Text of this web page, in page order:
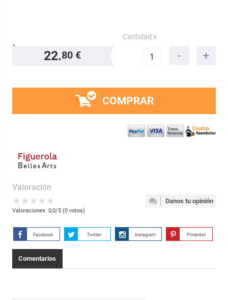
22.80 €
Cantidad x
COMPRAR
Danos tu opinión
Valoración
Valoraciones: 0,0/5 (0votos)
Facebook Twitter Instagram Pinterest
Comentarios